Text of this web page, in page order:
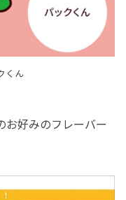
くん
お好みのフレーバー